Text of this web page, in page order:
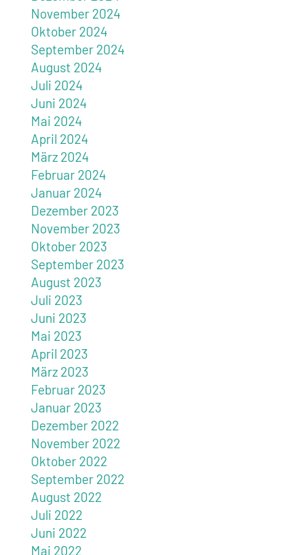
November 2024
Oktober 2024
September 2024
August 2024
Juli 2024
Juni 2024
Mai 2024
April 2024
März 2024
Februar 2024
Januar 2024
Dezember 2023
November 2023
Oktober 2023
September 2023
August 2023
Juli 2023
Juni 2023
Mai 2023
April 2023
März 2023
Februar 2023
Januar 2023
Dezember 2022
November 2022
Oktober 2022
September 2022
August 2022
Juli 2022
Juni 2022
Mai 2022